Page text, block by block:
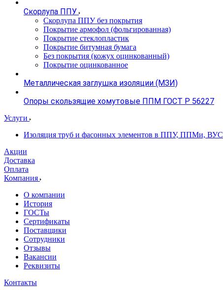
Скорлупа ППУ
Скорлупа ППУ без покрытия
Покрытие армофол (фольгированная)
Покрытие стеклопластик
Покрытие битумная бумага
Без покрытия (кожух оцинкованный)
Покрытие оцинкованное
Металлическая заглушка изоляции (МЗИ)
Опоры скользящие хомутовые ППМ ГОСТ Р 56227
Услуги
Изоляция труб и фасонных элементов в ППУ, ППМи, ВУС
Акции
Доставка
Оплата
Компания
О компании
История
ГОСТы
Сертификаты
Поставщики
Сотрудники
Отзывы
Вакансии
Реквизиты
Контакты